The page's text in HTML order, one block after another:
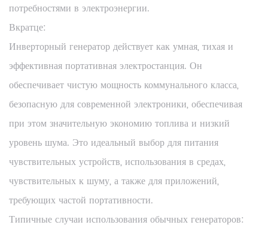
потребностями в электроэнергии.
Вкратце:
Инверторный генератор действует как умная, тихая и
эффективная портативная электростанция. Он
обеспечивает чистую мощность коммунального класса,
безопасную для современной электроники, обеспечивая
при этом значительную экономию топлива и низкий
уровень шума. Это идеальный выбор для питания
чувствительных устройств, использования в средах,
чувствительных к шуму, а также для приложений,
требующих частой портативности.
Типичные случаи использования обычных генераторов: